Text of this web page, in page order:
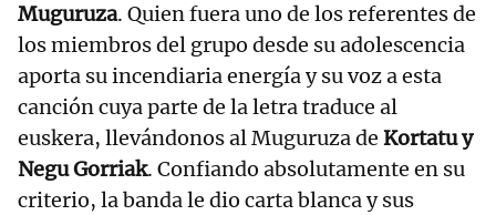
Muguruza. Quien fuera uno de los referentes de
los miembros del grupo desde su adolescencia
aporta su incendiaria energía y su voz a esta
canción cuya parte de la letra traduce al
euskera, llevándonos al Muguruza de Kortatu y
Negu Gorriak. Confiando absolutamente en su
criterio, la banda le dio carta blanca y sus